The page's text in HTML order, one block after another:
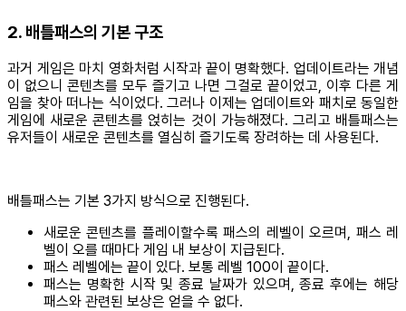
2. 배틀패스의 기본 구조
과거 게임은 마치 영화처럼 시작과 끝이 명확했다. 업데이트라는 개념
이 없으니 콘텐츠를 모두 즐기고 나면 그걸로 끝이었고, 이후 다른 게
임을 찾아 떠나는 식이었다. 그러나 이제는 업데이트와 패치로 동일한
게임에 새로운 콘텐츠를 얹히는 것이 가능해졌다. 그리고 배틀패스는
유저들이 새로운 콘텐츠를 열심히 즐기도록 장려하는 데 사용된다.
배틀패스는 기본 3가지 방식으로 진행된다.
새로운 콘텐츠를 플레이할수록 패스의 레벨이 오르며, 패스 레
벨이 오를 때마다 게임 내 보상이 지급된다.
패스 레벨에는 끝이 있다. 보통 레벨 100이 끝이다.
패스는 명확한 시작 및 종료 날짜가 있으며, 종료 후에는 해당
패스와 관련된 보상은 얻을 수 없다.